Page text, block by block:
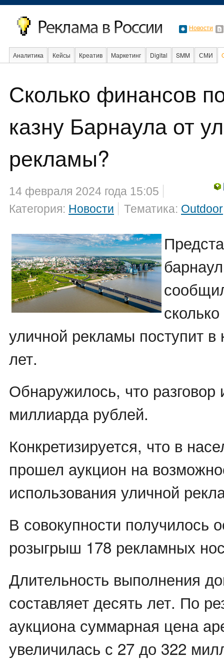
Новости
Аналитика Кейсы Креатив Маркетинг Digital SMM СМИ
Факты Интернет
Сколько финансов
казну Барнаула от
рекламы?
14 февраля 2024 года 15:05
Категория: Новости Тематика: Outdoor
уличной рекламы поступит в
лет.
Обнаружилось, что разговор
миллиарда рублей.
Конкретизируется, что в
прошел аукцион на
использования уличной
В совокупности получилось
розыгрыш 178 рекламных
Длительность выполнения
составляет десять лет. По
аукциона суммарная цена
увеличилась с 27 до 322